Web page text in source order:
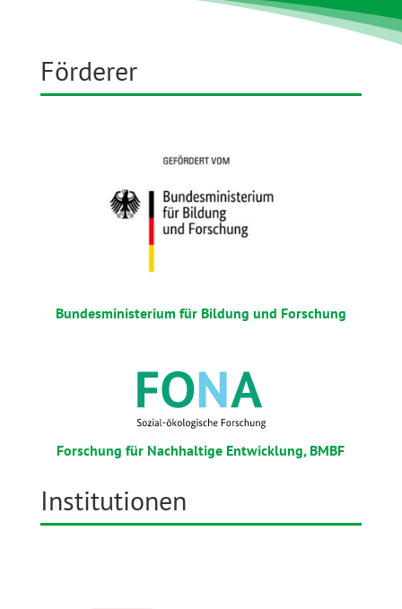
Förderer
Bundesministerium für Bildung und Forschung
Forschung für Nachhaltige Entwicklung, BMBF
Institutionen